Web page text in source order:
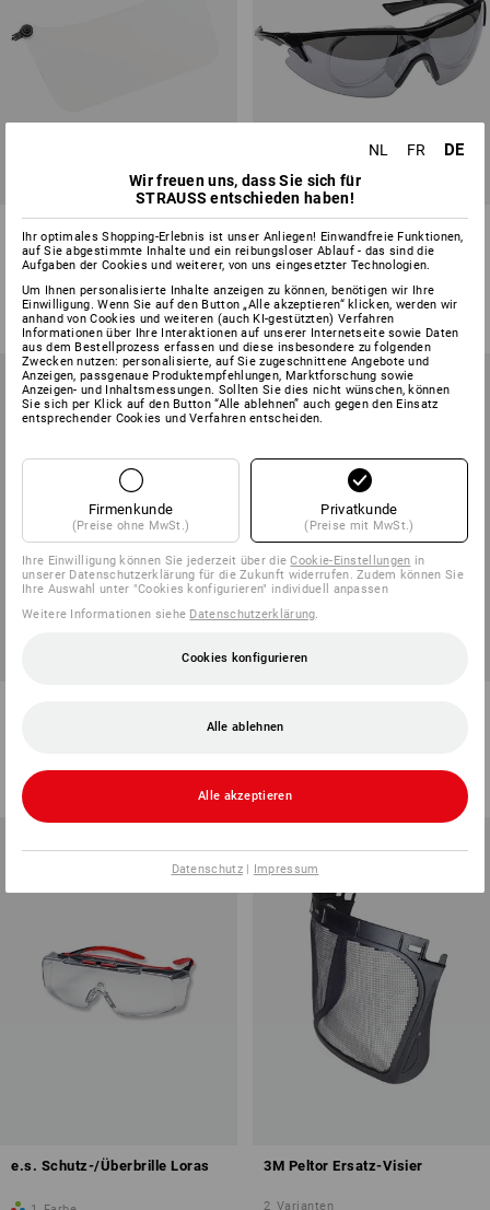
Schutzhelme
ab € 19,23
(m. MwSt.) ab 30 Stück
Brillenglashalterung
ab € 14,40
(m. MwSt.) ab 10 Stück
€ 13,19
(m. MwSt.) ab 10 Stück
e.s. Schutz-/Überbrille Loras 3M Peltor Ersatz-Visier
2 Varianten
NL FR DE
Wir freuen uns, dass Sie sich für
STRAUSS entschieden haben!
Ihr optimales Shopping-Erlebnis ist unser Anliegen! Einwandfreie Funktionen,
auf Sie abgestimmte Inhalte und ein reibungsloser Ablauf - das sind die
Aufgaben der Cookies und weiterer, von uns eingesetzter Technologien.
Um Ihnen personalisierte Inhalte anzeigen zu können, benötigen wir Ihre
Einwilligung. Wenn Sie auf den Button „Alle akzeptieren“ klicken, werden wir
anhand von Cookies und weiteren (auch KI-gestützten) Verfahren
Informationen über Ihre Interaktionen auf unserer Internetseite sowie Daten
aus dem Bestellprozess erfassen und diese insbesondere zu folgenden
Zwecken nutzen: personalisierte, auf Sie zugeschnittene Angebote und
Anzeigen, passgenaue Produktempfehlungen, Marktforschung sowie
Anzeigen- und Inhaltsmessungen. Sollten Sie dies nicht wünschen, können
Sie sich per Klick auf den Button “Alle ablehnen” auch gegen den Einsatz
entsprechender Cookies und Verfahren entscheiden.
Firmenkunde
(Preise ohne MwSt.)
Privatkunde
(Preise mit MwSt.)
Ihre Einwilligung können Sie jederzeit über dieCookie-Einstellungen in
unserer Datenschutzerklärung für die Zukunft widerrufen. Zudem können Sie
Ihre Auswahl unter "Cookies konfigurieren" individuell anpassen
Weitere Informationen siehe Datenschutzerklärung
Cookies konfigurieren
Alle ablehnen
Alle akzeptieren
Datenschutz| Impressum